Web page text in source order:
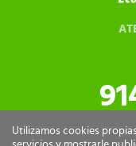
Utilizamos cookies